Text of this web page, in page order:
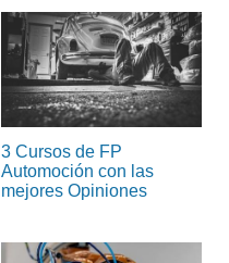
3 Cursos de FP
Automoción con las
mejores Opiniones